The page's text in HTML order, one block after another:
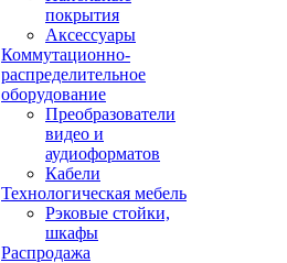
покрытия
Аксессуары
Коммутационно-
распределительное
оборудование
Преобразователи
видео и
аудиоформатов
Кабели
Технологическая мебель
Рэковые стойки,
шкафы
Распродажа